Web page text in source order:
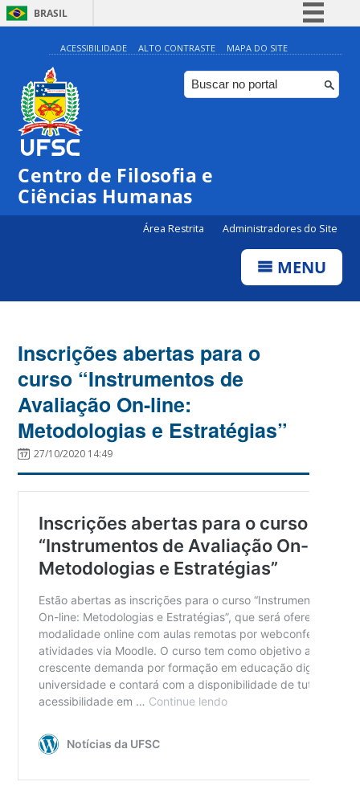
BRASIL
Simplifique!
Comunica BR
Participe
ACESSIBILIDADE ALTO CONTRASTE MAPA DO SITE
Centro de Filosofia e
Ciências Humanas
Área Restrita Administradores do Site
MENU
Inscrições abertas para o
curso “Instrumentos de
Avaliação On-line:
Metodologias e Estratégias”
27/10/2020 14:49